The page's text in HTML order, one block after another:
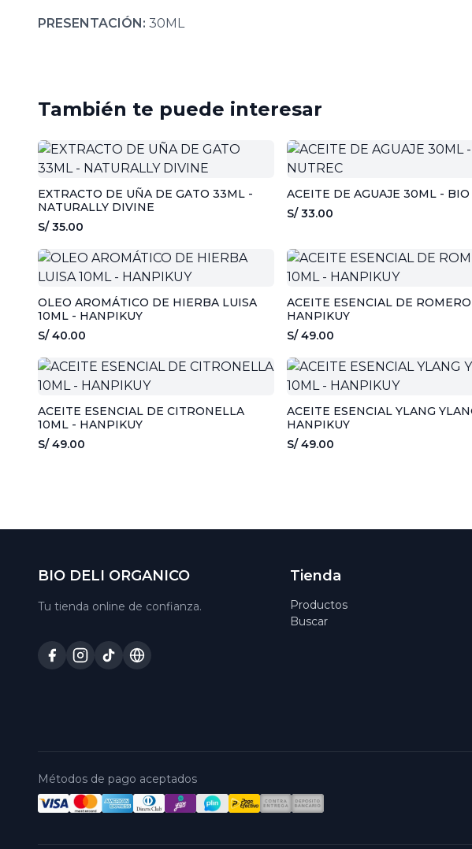
PRESENTACIÓN: 30ML
También te puede interesar
EXTRACTO DE UÑA DE GATO 33ML -
NATURALLY DIVINE
S/ 35.00
ACEITE DE AGUAJE 30ML -
S/ 33.00
OLEO AROMÁTICO DE HIERBA LUISA
10ML - HANPIKUY
S/ 40.00
ACEITE ESENCIAL DE
HANPIKUY
S/ 49.00
ACEITE ESENCIAL DE CITRONELLA
10ML - HANPIKUY
S/ 49.00
ACEITE ESENCIAL YLANG
HANPIKUY
S/ 49.00
BIO DELI ORGANICO
Tu tienda online de confianza.
Tienda
Productos
Buscar
Métodos de pago aceptados